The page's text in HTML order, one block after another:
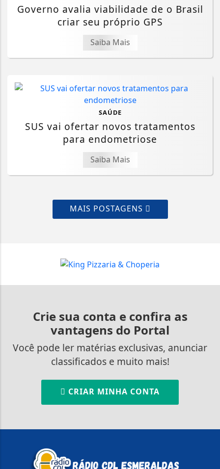
Governo avalia viabilidade de o Brasil
criar seu próprio GPS
Saiba Mais
SAÚDE
SUS vai ofertar novos tratamentos
para endometriose
Saiba Mais
MAIS POSTAGENS
Crie sua conta e confira as
vantagens do Portal
Você pode ler matérias exclusivas, anunciar
classificados e muito mais!
CRIAR MINHA CONTA